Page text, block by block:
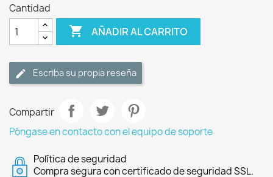
Cantidad
 AÑADIR AL CARRITO
Escriba su propia reseña
Compartir
Póngase en contacto con el equipo de soporte
Política de seguridad
Compra segura con certificado de seguridad SSL.